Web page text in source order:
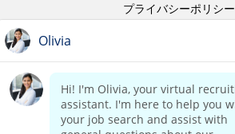
プライバシーポリシー
著作権表示
お問合せ